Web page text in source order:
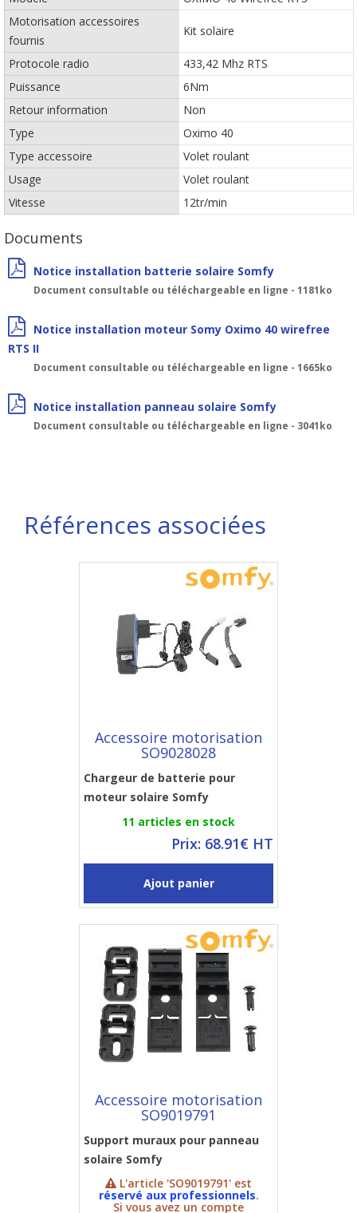
Motorisation accessoires
fournis
Kit solaire
Protocole radio
433,42 Mhz RTS
Puissance
6Nm
Retour information
Non
Type
Oximo 40
Type accessoire
Volet roulant
Usage
Volet roulant
Vitesse
12tr/min
Documents
Notice installation batterie solaire Somfy
Document consultable ou téléchargeable en ligne - 1181ko
Notice installation moteur Somy Oximo 40 wirefree
RTS II
Document consultable ou téléchargeable en ligne - 1665ko
Notice installation panneau solaire Somfy
Document consultable ou téléchargeable en ligne - 3041ko
Références associées
Accessoire motorisation
SO9028028
Chargeur de batterie pour
moteur solaire Somfy
11 articles en stock
Prix: 68.91€ HT
Ajout panier
Accessoire motorisation
SO9019791
Support muraux pour panneau
solaire Somfy
L'article 'SO9019791' est
réservé aux professionnels.
Si vous avez un compte